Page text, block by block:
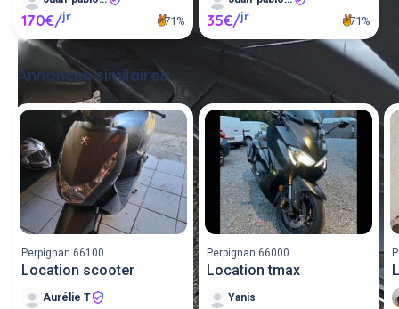
170€/jr 71% 35€/jr 71%
Annonces similaires Tout voir
Perpignan 66100
Location scooter
Aurélie T
Perpignan 66000
Location tmax
Yanis